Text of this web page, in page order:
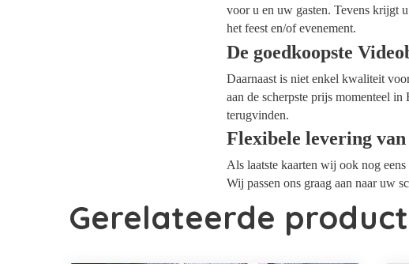
voor u en uw gasten. Tevens krijgt
het feest en/of evenement.
De goedkoopste
Daarnaast is niet enkel kwaliteit
aan de scherpste prijs momenteel
terugvinden.
Flexibele levering
Als laatste kaarten wij ook nog
Wij passen ons graag aan naar uw
Gerelateerde